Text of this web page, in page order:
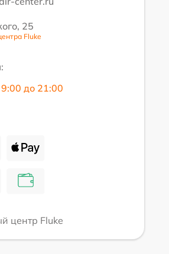
25
Fluke
до 21:00
центр Fluke